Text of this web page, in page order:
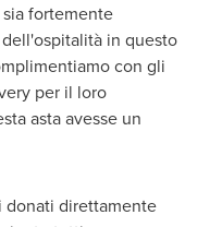
fortemente
in questo
con gli
per il loro
asta avesse un
donati direttamente